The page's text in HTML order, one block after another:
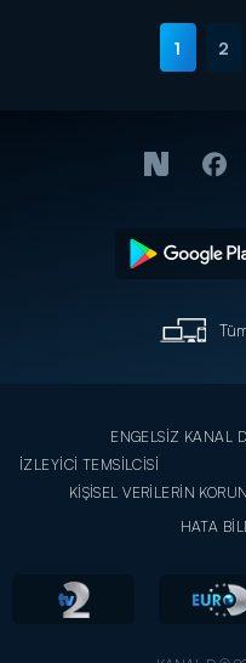
1 2
ENGELSİZ KANAL D
İZLEYİCİ TEMSİLCİSİ
KİŞİSEL VERİLERİN
HATA